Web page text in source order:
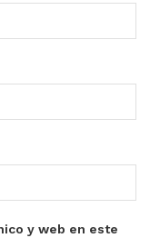
y web en este